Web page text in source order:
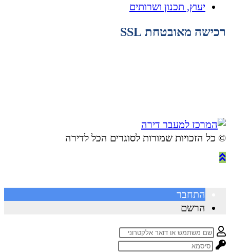
יעוץ, תכנון ושרותים
רכישה מאובטחת SSL
© ​כל הזכויות שמורות לסוגרים הכל לדירה
התחבר
הרשם